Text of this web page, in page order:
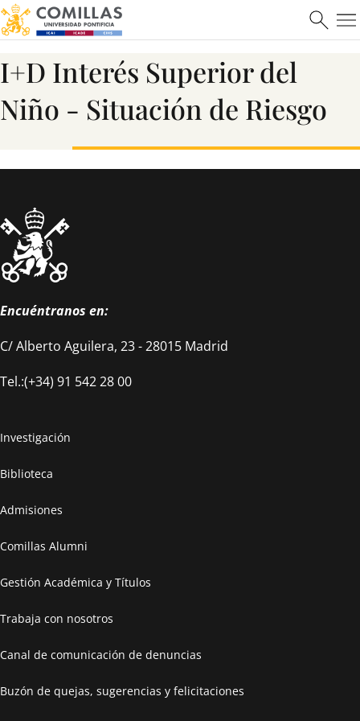
Saber más
Ver más
Máster en Ciberseguridad
Saber más
I+D Interés Superior del
Niño - Situación de Riesgo
Encuéntranos en:
C/ Alberto Aguilera, 23 - 28015 Madrid
Tel.:(+34) 91 542 28 00
Investigación
Biblioteca
Admisiones
Comillas Alumni
Gestión Académica y Títulos
Trabaja con nosotros
Canal de comunicación de denuncias
Buzón de quejas, sugerencias y felicitaciones